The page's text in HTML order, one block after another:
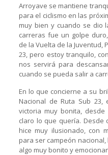
Arroyave se mantiene
para el ciclismo en las
muy bien y cuando se dio
carreras fue un golpe
de la Vuelta de la Juventud,
23, pero estoy tranquilo,
nos servirá para
cuando se pueda salir a
En lo que concierne a su
Nacional de Ruta Sub 23,
victoria muy bonita,
claro lo que quería. Desde
hice muy ilusionado, con
para ser campeón
algo muy bonito y